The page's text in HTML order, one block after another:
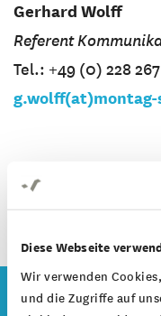
Diese Webseite
Wir verwenden
und die Zugriffe auf
Gerhard Wolff
Referent
Tel.: +49 (0) 228